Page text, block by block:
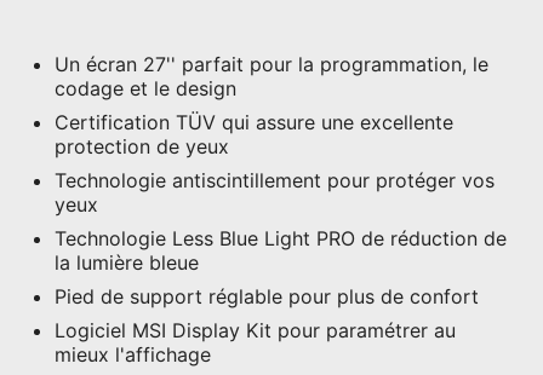
Un écran 27'' parfait pour la programmation, le
codage et le design
Certification TÜV qui assure une excellente
protection de yeux
Technologie antiscintillement pour protéger vos
yeux
Technologie Less Blue Light PRO de réduction de
la lumière bleue
Pied de support réglable pour plus de confort
Logiciel MSI Display Kit pour paramétrer au
mieux l'affichage